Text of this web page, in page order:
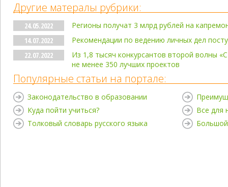
Другие матералы рубрики:
24.05.2022
Регионы получат 3 млрд рублей на
14.07.2022
Рекомендации по ведению личных дел
22.07.2022
Из 1,8 тысяч конкурсантов второй волны
не менее 350 лучших проектов
Популярные статьи на портале:
Законодательство в образовании
Куда пойти учиться?
Толковый словарь русского языка
Все для
Большой